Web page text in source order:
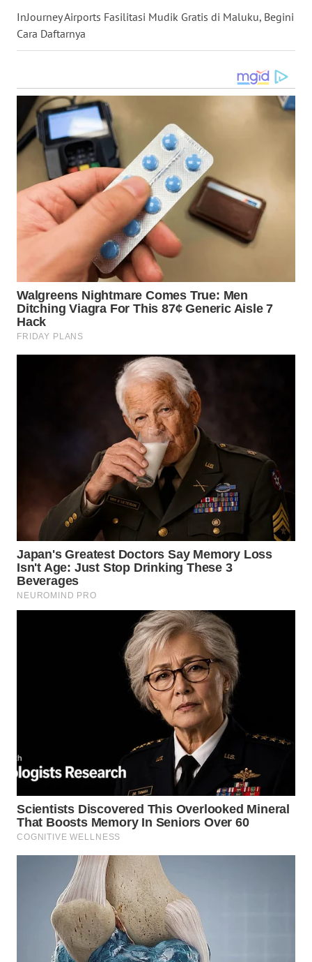
InJourney Airports Fasilitasi Mudik Gratis di Maluku, Begini
Cara Daftarnya
WN
NIAS
WN
TAPANULI
SELATAN
WN
TANJUNG
LESUNG
KARO
WN
SIMALUNGUN
WN
WN
TEBING
TINGGI
WN
WN
DEPOK
WN
SAMOSIR